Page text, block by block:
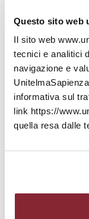
Questo sito web
Il sito web
tecnici e analitici
navigazione e
informativa sul
link https://
quella resa dalle
pubblica.
Il progetto
dal
Dipartimento
(DSGE)
si
sul rapporto tra
” mostra
monitoraggio